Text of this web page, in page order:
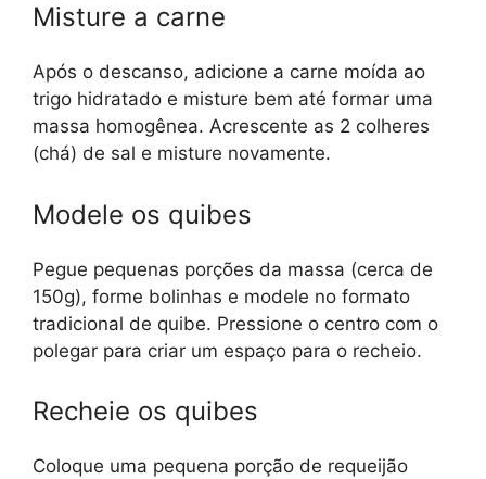
Misture a carne
Após o descanso, adicione a carne moída ao
trigo hidratado e misture bem até formar uma
massa homogênea. Acrescente as 2 colheres
(chá) de sal e misture novamente.
Modele os quibes
Pegue pequenas porções da massa (cerca de
150g), forme bolinhas e modele no formato
tradicional de quibe. Pressione o centro com o
polegar para criar um espaço para o recheio.
Recheie os quibes
Coloque uma pequena porção de requeijão